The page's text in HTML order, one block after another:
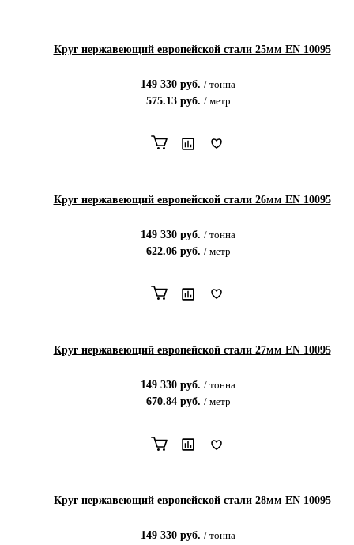
Круг нержавеющий европейской стали 25мм EN 10095
149 330 руб. / тонна
575.13руб. / метр
Круг нержавеющий европейской стали 26мм EN 10095
149 330 руб. / тонна
622.06руб. / метр
Круг нержавеющий европейской стали 27мм EN 10095
149 330 руб. / тонна
670.84руб. / метр
Круг нержавеющий европейской стали 28мм EN 10095
149 330 руб. / тонна